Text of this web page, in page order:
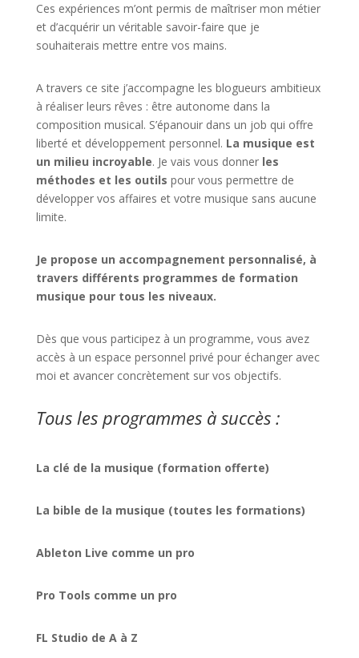
Ces expériences m’ont permis de maîtriser mon métier
et d’acquérir un véritable savoir-faire que je
souhaiterais mettre entre vos mains.
A travers ce site j’accompagne les blogueurs ambitieux
à réaliser leurs rêves : être autonome dans la
composition musical. S’épanouir dans un job qui offre
liberté et développement personnel. La musique est
un milieu incroyable. Je vais vous donner les
méthodes et les outils pour vous permettre de
développer vos affaires et votre musique sans aucune
limite.
Je propose un accompagnement personnalisé, à
travers différents programmes de formation
musique pour tous les niveaux.
Dès que vous participez à un programme, vous avez
accès à un espace personnel privé pour échanger avec
moi et avancer concrètement sur vos objectifs.
Tous les programmes à succès :
La clé de la musique (formation offerte)
La bible de la musique (toutes les formations)
Ableton Live comme un pro
Pro Tools comme un pro
FL Studio de A à Z